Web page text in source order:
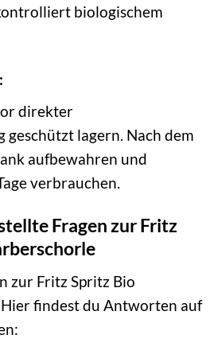
biologischem
direkter
geschützt lagern. Nach dem
aufbewahren und
verbrauchen.
Fragen zur Fritz
zur Fritz Spritz Bio
findest du Antworten auf